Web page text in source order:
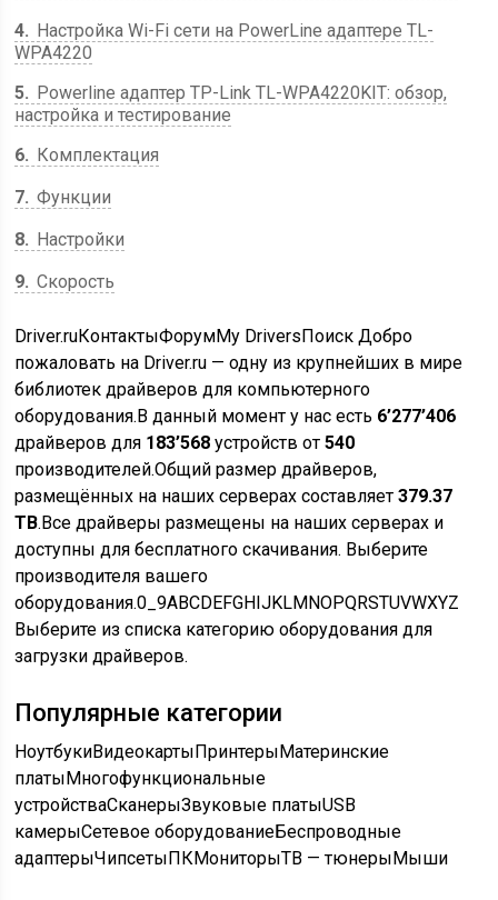
4
Настройка Wi-Fi сети на PowerLine адаптере TL-
WPA4220
5
Powerline адаптер TP-Link TL-WPA4220KIT: обзор,
настройка и тестирование
6
Комплектация
7 Функции
8
Настройки
9 Скорость
Driver.ruКонтактыФорумMy DriversПоиск Добро
пожаловать на Driver.ru — одну из крупнейших в мире
библиотек драйверов для компьютерного
оборудования.В данный момент у нас есть 6’277’406
драйверов для 183’568 устройств от540
производителей.Общий размер драйверов,
размещённых на наших серверах составляет379.37
TB.Все драйверы размещены на наших серверах и
доступны для бесплатного скачивания. Выберите
производителя вашего
оборудования.0_9ABCDEFGHIJKLMNOPQRSTUVWXYZ
Выберите из списка категорию оборудования для
загрузки драйверов.
Популярные категории
НоутбукиВидеокартыПринтерыМатеринские
платыМногофункциональные
устройстваСканерыЗвуковые платыUSB
камерыСетевое оборудованиеБеспроводные
адаптерыЧипсетыПКМониторыТВ — тюнерыМыши